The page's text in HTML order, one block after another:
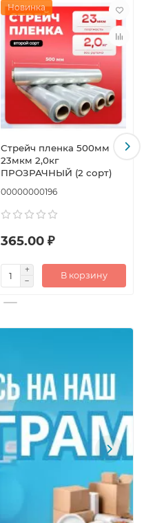
Новинка
Стрейч пленка 500мм
23мкм 2,0кг
ПРОЗРАЧНЫЙ (2 сорт)
00000000196
365.00 ₽
В корзину